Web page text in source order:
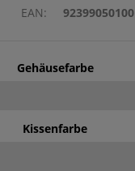
EAN:
92399050100
Gehäusefarbe
Kissenfarbe